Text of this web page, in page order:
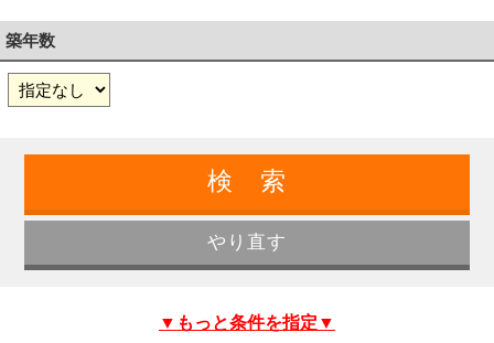
築年数
▼もっと条件を指定▼